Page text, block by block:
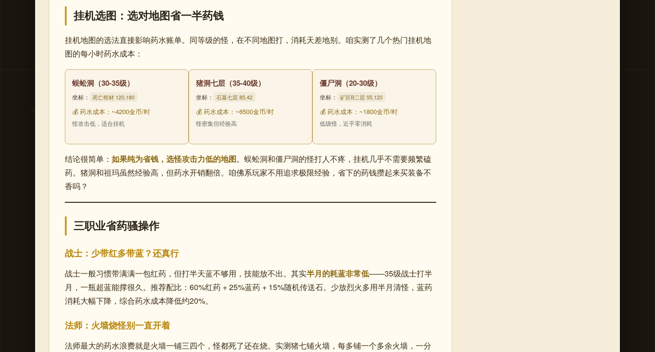
挂机选图：选对地图省一半药钱
挂机地图的选法直接影响药水账单。同等级的怪，在不同地图打，消耗天差地别。咱实测了几个热门挂机地
图的每小时药水成本：
蜈蚣洞（30-35级）
坐标： 死亡棺材 120,180
💰 药水成本：~4200金币/时
怪攻击低，适合挂机
猪洞七层（35-40级）
坐标： 石墓七层 85,42
💰 药水成本：~6500金币/时
怪密集但经验高
僵尸洞（20-30级）
坐标： 矿区B二层 55,120
💰 药水成本：~1800金币/时
低级怪，近乎零消耗
结论很简单： 如果纯为省钱，选怪攻击力低的地图。蜈蚣洞和僵尸洞的怪打人不疼，挂机几乎不需要频繁磕
药。猪洞和祖玛虽然经验高，但药水开销翻倍。咱佛系玩家不用追求极限经验，省下的药钱攒起来买装备不
香吗？
三职业省药骚操作
战士：少带红多带蓝？还真行
战士一般习惯带满满一包红药，但打半天蓝不够用，技能放不出。其实半月的耗蓝非常低——35级战士打半
月，一瓶超蓝能撑很久。推荐配比：60%红药 + 25%蓝药 + 15%随机传送石。少放烈火多用半月清怪，蓝药
消耗大幅下降，综合药水成本降低约20%。
法师：火墙烧怪别一直开着
法师最大的药水浪费就是火墙一铺三四个，怪都死了还在烧。实测猪七铺火墙，每多铺一个多余火墙，一分